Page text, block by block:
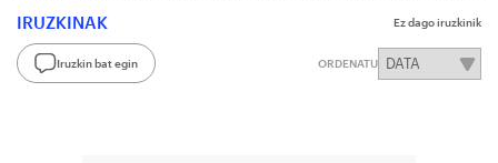
IRUZKINAK Ez dago iruzkinik
Iruzkin bat egin ORDENATU